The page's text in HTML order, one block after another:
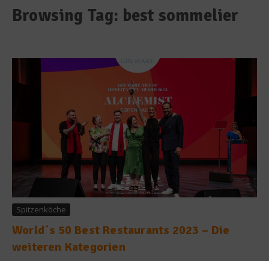
Browsing Tag: best sommelier
Spitzenköche
World´s 50 Best Restaurants 2023 – Die
weiteren Kategorien